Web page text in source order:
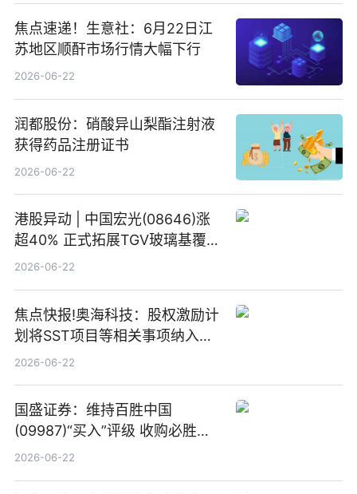
焦点速递！生意社：6月22日江
苏地区顺酐市场行情大幅下行
2026-06-22
润都股份：硝酸异山梨酯注射液
获得药品注册证书
2026-06-22
港股异动 | 中国宏光(08646)涨
超40% 正式拓展TGV玻璃基覆铜
板新材料业务
2026-06-22
焦点快报!奥海科技：股权激励计
划将SST项目等相关事项纳入专
项业务发展考核指标
2026-06-22
国盛证券：维持百胜中国
(09987)“买入”评级 收购必胜客
中国增厚利润加速成长 信息
2026-06-22